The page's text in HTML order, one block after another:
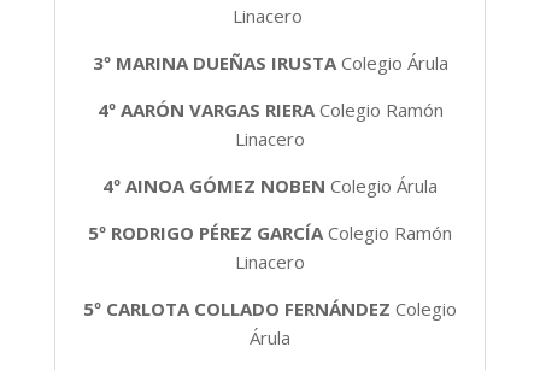
Linacero
3ºMARINA DUEÑAS IRUSTAColegio Árula
4º AARÓN VARGAS RIERAColegio Ramón
Linacero
4º AINOA GÓMEZ NOBEN Colegio Árula
5º RODRIGO PÉREZ GARCÍA Colegio Ramón
Linacero
5º CARLOTA COLLADO FERNÁNDEZ Colegio
Árula